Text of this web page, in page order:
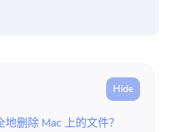
删除 Mac 上的文件？